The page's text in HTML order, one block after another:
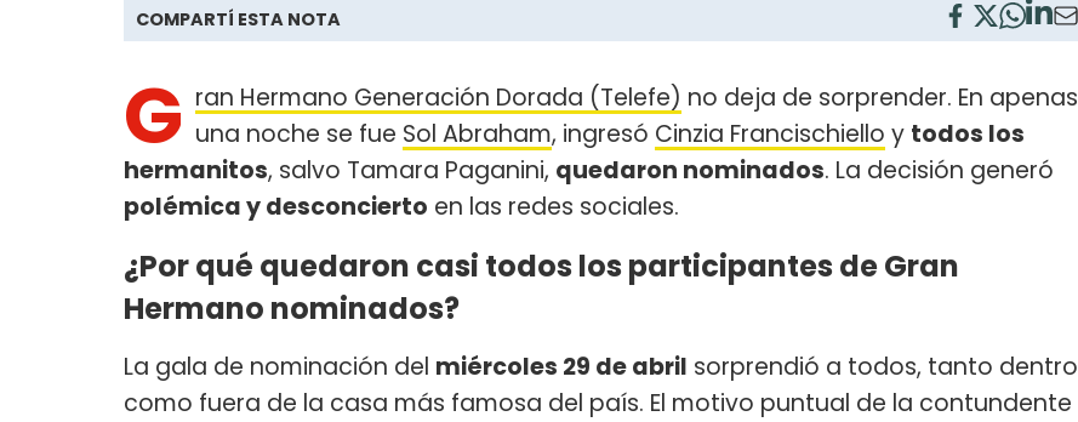
COMPARTÍ ESTA NOTA
G ran Hermano Generación Dorada (Telefe) no deja de sorprender. En apenas
una noche se fue Sol Abraham, ingresó Cinzia Francischiello y todos los
hermanitos, salvo Tamara Paganini, quedaron nominados. La decisión generó
polémica y desconcierto en las redes sociales.
¿Por qué quedaron casi todos los participantes de Gran
Hermano nominados?
La gala de nominación del miércoles 29 de abril sorprendió a todos, tanto dentro
como fuera de la casa más famosa del país. El motivo puntual de la contundente